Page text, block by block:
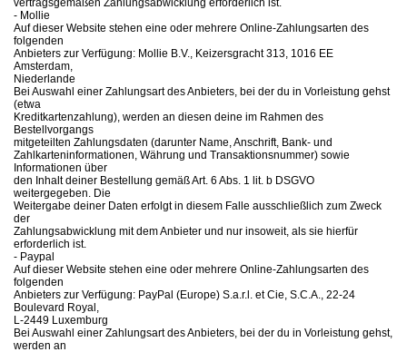
vertragsgemäßen Zahlungsabwicklung erforderlich ist.
- Mollie
Auf dieser Website stehen eine oder mehrere Online-Zahlungsarten des
folgenden
Anbieters zur Verfügung: Mollie B.V., Keizersgracht 313, 1016 EE
Amsterdam,
Niederlande
Bei Auswahl einer Zahlungsart des Anbieters, bei der du in Vorleistung gehst
(etwa
Kreditkartenzahlung), werden an diesen deine im Rahmen des
Bestellvorgangs
mitgeteilten Zahlungsdaten (darunter Name, Anschrift, Bank- und
Zahlkarteninformationen, Währung und Transaktionsnummer) sowie
Informationen über
den Inhalt deiner Bestellung gemäß Art. 6 Abs. 1 lit. b DSGVO
weitergegeben. Die
Weitergabe deiner Daten erfolgt in diesem Falle ausschließlich zum Zweck
der
Zahlungsabwicklung mit dem Anbieter und nur insoweit, als sie hierfür
erforderlich ist.
- Paypal
Auf dieser Website stehen eine oder mehrere Online-Zahlungsarten des
folgenden
Anbieters zur Verfügung: PayPal (Europe) S.a.r.l. et Cie, S.C.A., 22-24
Boulevard Royal,
L-2449 Luxemburg
Bei Auswahl einer Zahlungsart des Anbieters, bei der du in Vorleistung gehst,
werden an